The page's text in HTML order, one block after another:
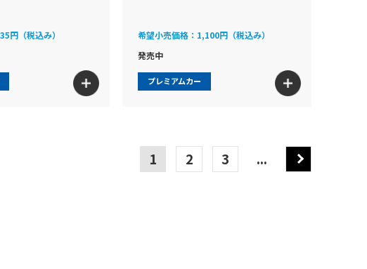
円（税込み）
希望小売価格： 1,100円（税込み）
発売中
プレミアムカー
1 2 3 ...